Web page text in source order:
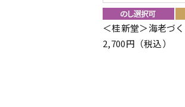
＜桂新堂＞海老づ
2,700円（税込）